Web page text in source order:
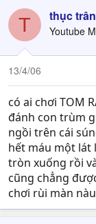
T thục trân
Youtube
13/4/06
có ai chơi TOM
đánh con trùm
ngồi trên cái
hết máu một lát
tròn xuống rồi
cũng chẳng
chơi rùi màn